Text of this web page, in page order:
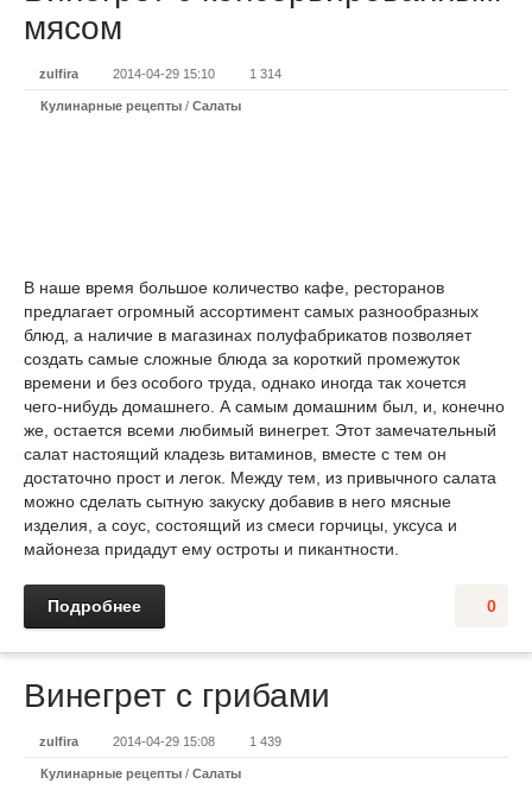
мясом
zulfira 2014-04-29 15:10 1 314
Кулинарные рецепты / Салаты
В наше время большое количество кафе, ресторанов
предлагает огромный ассортимент самых разнообразных
блюд, а наличие в магазинах полуфабрикатов позволяет
создать самые сложные блюда за короткий промежуток
времени и без особого труда, однако иногда так хочется
чего-нибудь домашнего. А самым домашним был, и, конечно
же, остается всеми любимый винегрет. Этот замечательный
салат настоящий кладезь витаминов, вместе с тем он
достаточно прост и легок. Между тем, из привычного салата
можно сделать сытную закуску добавив в него мясные
изделия, а соус, состоящий из смеси горчицы, уксуса и
майонеза придадут ему остроты и пикантности.
0
Подробнее
Винегрет с грибами
zulfira 2014-04-29 15:08 1 439
Кулинарные рецепты / Салаты